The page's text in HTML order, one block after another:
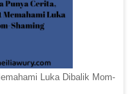
Luka Dibalik Mom-